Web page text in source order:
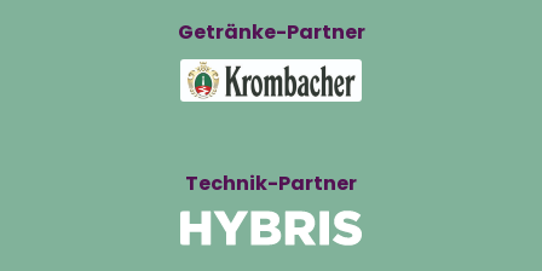
Getränke-Partner
Technik-Partner